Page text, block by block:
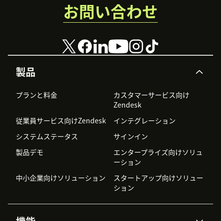
製品
プランと料金
カスタマーサービス向け
Zendesk
従業員サービス向けZendesk
インテグレーション
システムステータス
サインイン
製品デモ
エンタープライズ向けソリュ
ーション
中小企業向けソリューション
スタートアップ向けソリュー
ション
お問い合わせ